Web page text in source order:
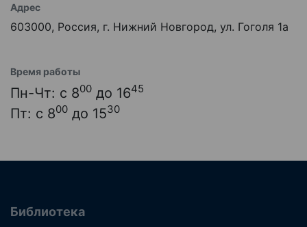
Адрес
603000, Россия, г. Нижний Новгород, ул. Гоголя 1а
Время работы
Пн-Чт: с 800 до 1645
Пт: с 800 до 1530
Библиотека